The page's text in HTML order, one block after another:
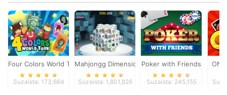
Four Colors World Tour
Suzaista: 173,664
Mahjongg Dimensions
Suzaista: 1,801,826
Poker with Friends
Suzaista: 245,155